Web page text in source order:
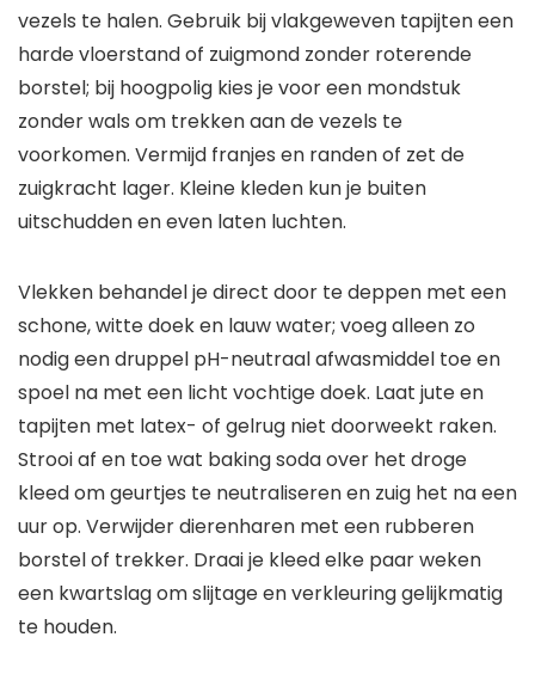
vezels te halen. Gebruik bij vlakgeweven tapijten een
harde vloerstand of zuigmond zonder roterende
borstel; bij hoogpolig kies je voor een mondstuk
zonder wals om trekken aan de vezels te
voorkomen. Vermijd franjes en randen of zet de
zuigkracht lager. Kleine kleden kun je buiten
uitschudden en even laten luchten.
Vlekken behandel je direct door te deppen met een
schone, witte doek en lauw water; voeg alleen zo
nodig een druppel pH-neutraal afwasmiddel toe en
spoel na met een licht vochtige doek. Laat jute en
tapijten met latex- of gelrug niet doorweekt raken.
Strooi af en toe wat baking soda over het droge
kleed om geurtjes te neutraliseren en zuig het na een
uur op. Verwijder dierenharen met een rubberen
borstel of trekker. Draai je kleed elke paar weken
een kwartslag om slijtage en verkleuring gelijkmatig
te houden.